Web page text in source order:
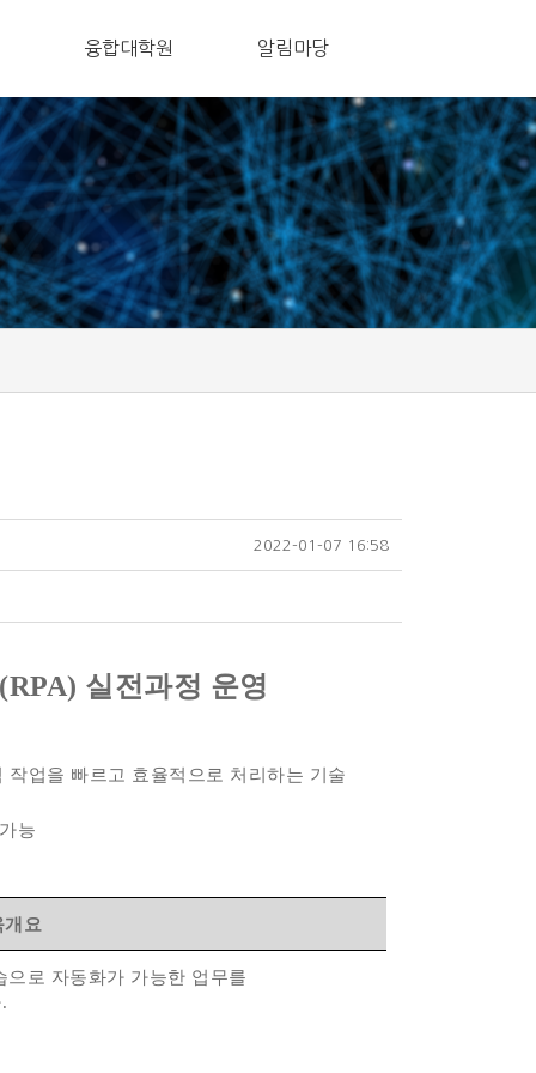
융합대학원 알림마당
2022-01-07 16:58
실전과정 운영
업을 빠르고 효율적으로 처리하는 기술
능
개요
로 자동화가 가능한 업무를
.